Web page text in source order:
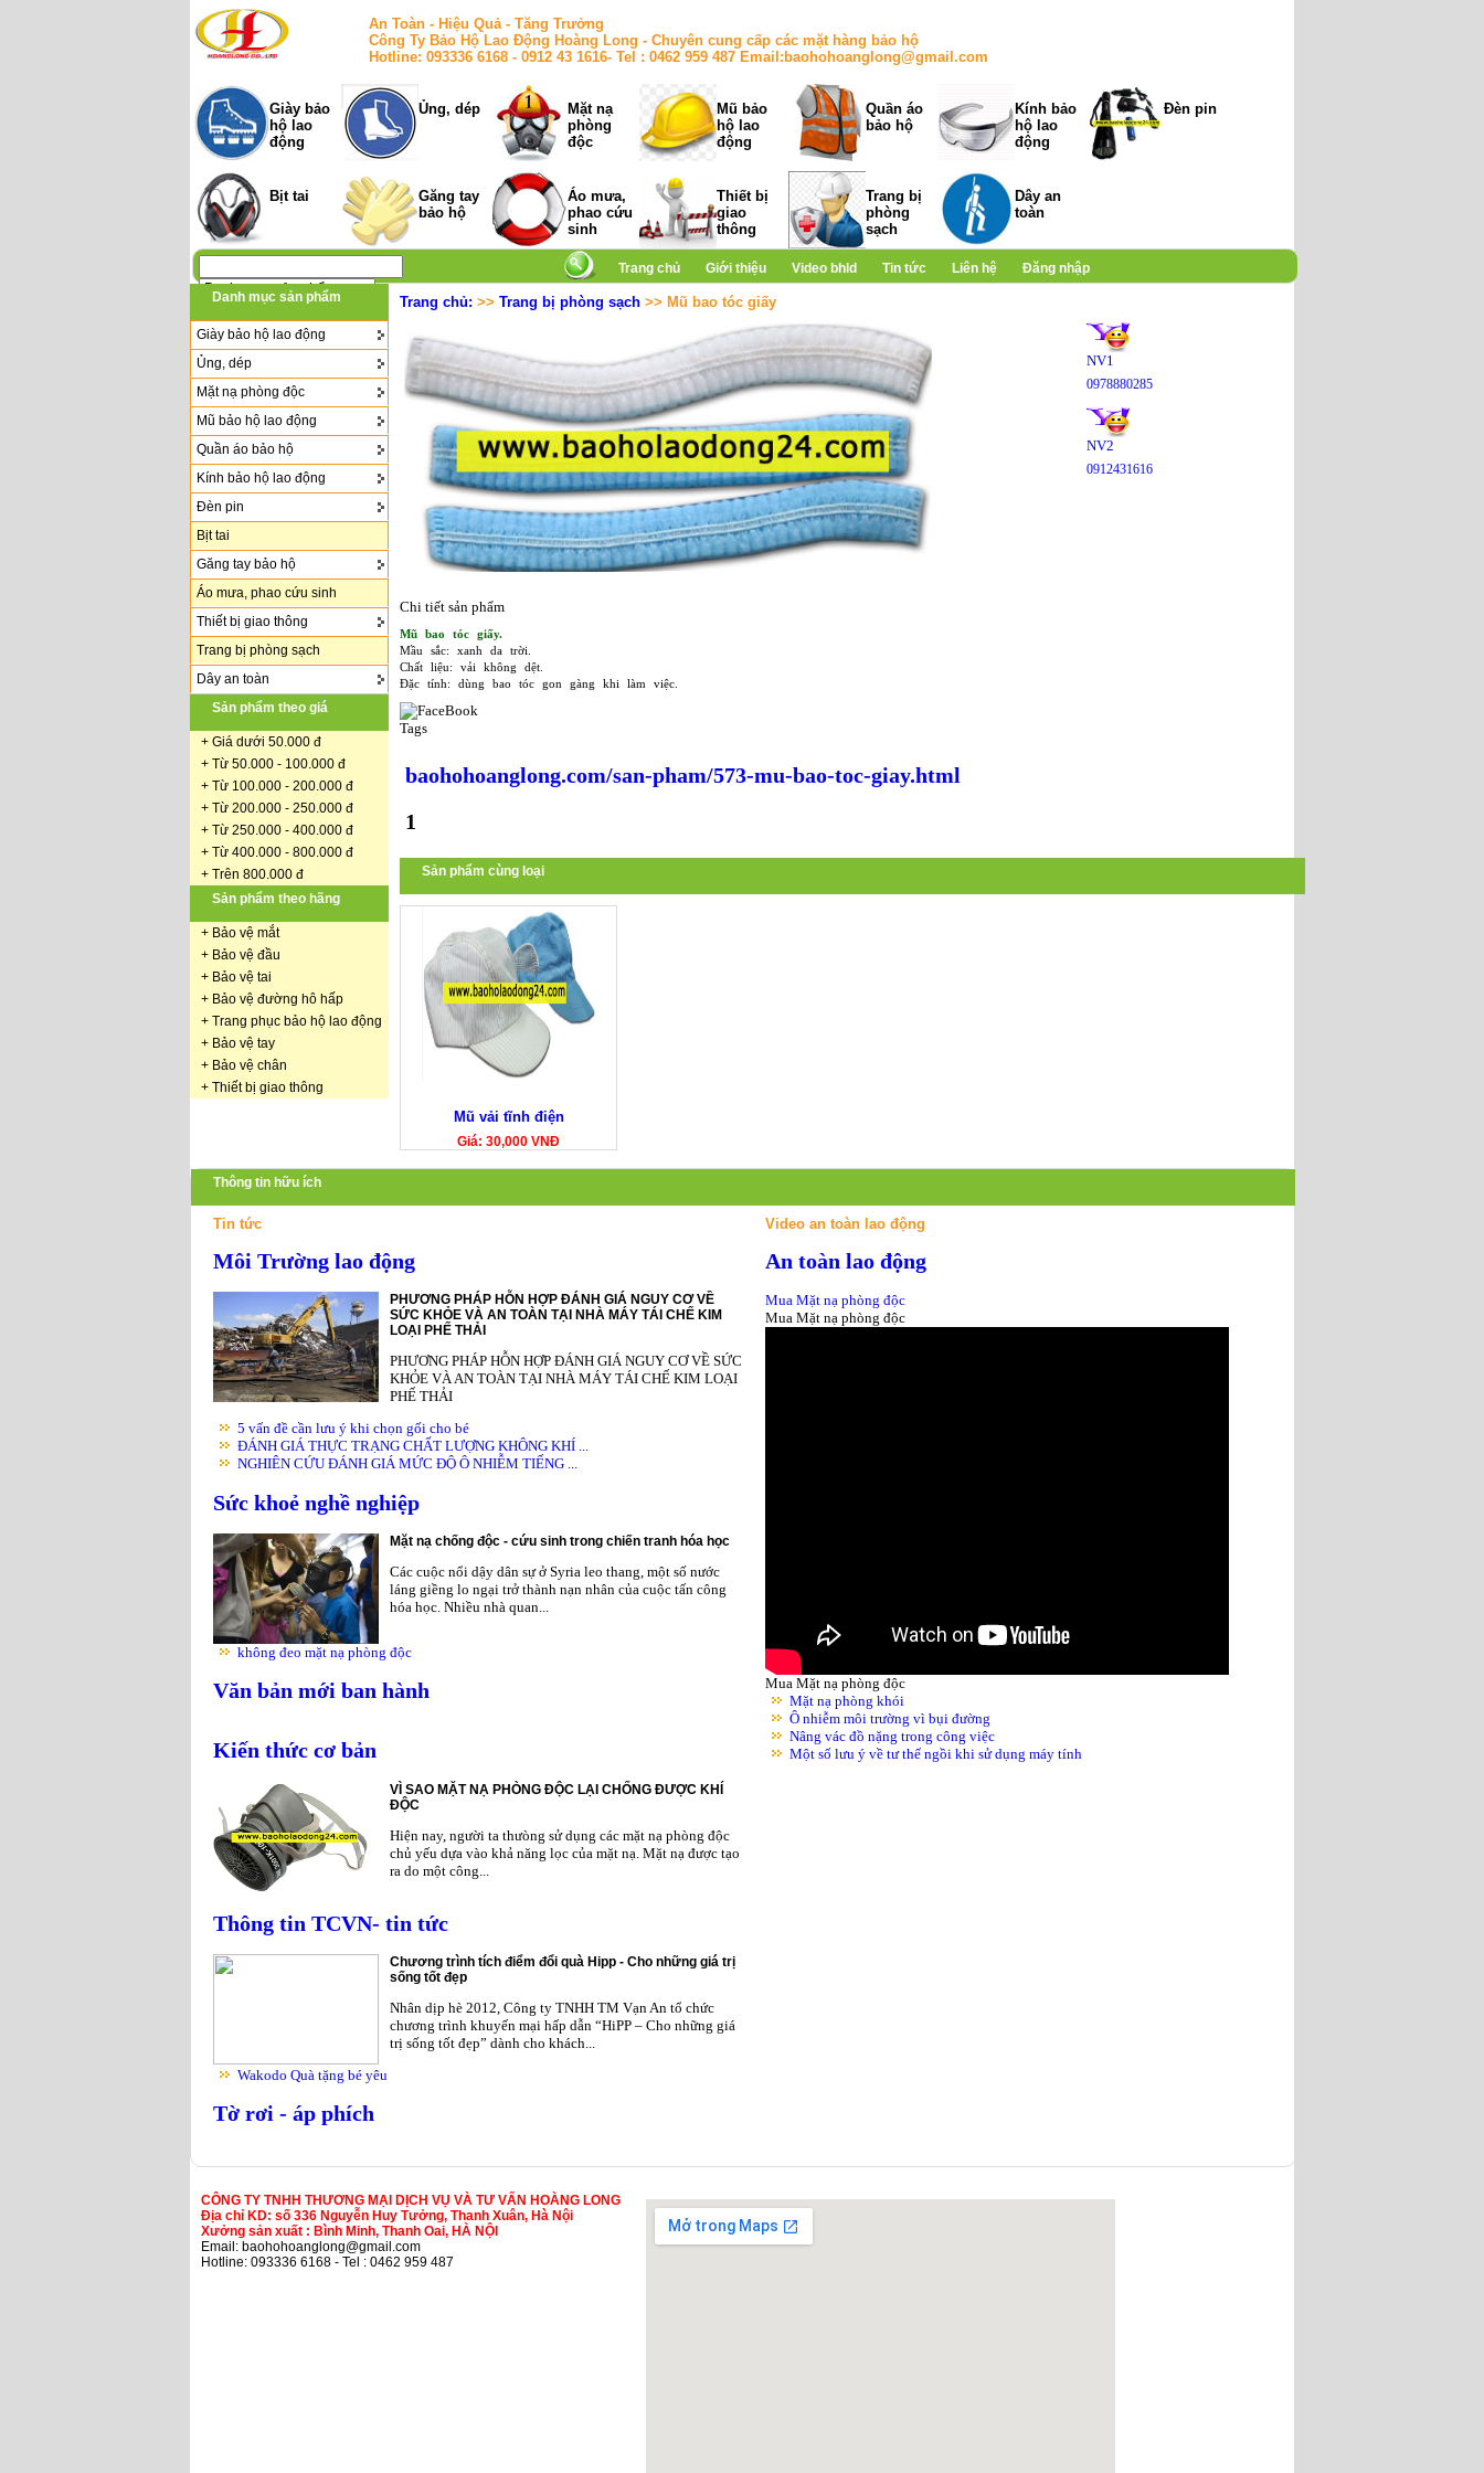
An Toàn - Hiệu Quả - Tăng Trưởng
Công Ty Bảo Hộ Lao Động Hoàng Long - Chuyên cung cấp các mặt hàng bảo hộ
Hotline: 093336 6168 - 0912 43 1616- Tel : 0462 959 487 Email:baohohoanglong@gmail.com
Giày bảo
hộ lao
động
Ủng, dép
Mặt nạ
phòng
độc
Mũ bảo
hộ lao
động
Quần áo
bảo hộ
Kính bảo
hộ lao
động
Đèn pin
Bịt tai
Găng tay
bảo hộ
Áo mưa,
phao cứu
sinh
Thiết bị
giao
thông
Trang bị
phòng
sạch
Dây an
toàn
Trang chủ Giới thiệu Video bhld Tin tức Liên hệ
Đăng nhập
Danh mục sản phẩm
Giày bảo hộ lao động
Ủng, dép
Mặt nạ phòng độc
Mũ bảo hộ lao động
Quần áo bảo hộ
Kính bảo hộ lao động
Đèn pin
Bịt tai
Găng tay bảo hộ
Áo mưa, phao cứu sinh
Thiết bị giao thông
Trang bị phòng sạch
Dây an toàn
Sản phẩm theo giá
+ Giá dưới 50.000 đ
+ Từ 50.000 - 100.000 đ
+ Từ 100.000 - 200.000 đ
+ Từ 200.000 - 250.000 đ
+ Từ 250.000 - 400.000 đ
+ Từ 400.000 - 800.000 đ
+ Trên 800.000 đ
Sản phẩm theo hãng
+ Bảo vệ mắt
+ Bảo vệ đầu
+ Bảo vệ tai
+ Bảo vệ đường hô hấp
+ Trang phục bảo hộ lao động
+ Bảo vệ tay
+ Bảo vệ chân
+ Thiết bị giao thông
Trang chủ: >> Trang bị phòng sạch >> Mũ bao tóc giấy
NV1
0978880285
NV2
0912431616
Chi tiết sản phẩm
Mũ bao tóc giấy.
Mầu sắc: xanh da trời.
Chất liệu: vải không dệt.
Đặc tính: dùng bao tóc gon gàng khi làm việc.
Tags
baohohoanglong.com/san-pham/573-mu-bao-toc-giay.html
1
Sản phẩm cùng loại
Mũ vải tĩnh điện
Giá: 30,000 VNĐ
Thông tin hữu ích
Tin tức
Môi Trường lao động
PHƯƠNG PHÁP HỖN HỢP ĐÁNH GIÁ NGUY CƠ VỀ
SỨC KHỎE VÀ AN TOÀN TẠI NHÀ MÁY TÁI CHẾ KIM
LOẠI PHẾ THẢI
PHƯƠNG PHÁP HỖN HỢP ĐÁNH GIÁ NGUY CƠ VỀ SỨC
KHỎE VÀ AN TOÀN TẠI NHÀ MÁY TÁI CHẾ KIM LOẠI
PHẾ THẢI
5 vấn đề cần lưu ý khi chọn gối cho bé
ĐÁNH GIÁ THỰC TRẠNG CHẤT LƯỢNG KHÔNG KHÍ ...
NGHIÊN CỨU ĐÁNH GIÁ MỨC ĐỘ Ô NHIỄM TIẾNG ...
Sức khoẻ nghề nghiệp
Mặt nạ chống độc - cứu sinh trong chiến tranh hóa học
Các cuộc nổi dậy dân sự ở Syria leo thang, một số nước
láng giềng lo ngại trở thành nạn nhân của cuộc tấn công
hóa học. Nhiều nhà quan...
không đeo mặt nạ phòng độc
Văn bản mới ban hành
Kiến thức cơ bản
VÌ SAO MẶT NẠ PHÒNG ĐỘC LẠI CHỐNG ĐƯỢC KHÍ
ĐỘC
Hiện nay, người ta thưòng sử dụng các mặt nạ phòng độc
chủ yếu dựa vào khả năng lọc của mặt nạ. Mặt nạ được tạo
ra do một công...
Thông tin TCVN- tin tức
Chương trình tích điểm đổi quà Hipp - Cho những giá trị
sống tốt đẹp
Nhân dịp hè 2012, Công ty TNHH TM Vạn An tổ chức
chương trình khuyến mại hấp dẫn “HiPP – Cho những giá
trị sống tốt đẹp” dành cho khách...
Wakodo Quà tặng bé yêu
Tờ rơi - áp phích
Video an toàn lao động
An toàn lao động
Mua Mặt nạ phòng độc
Mua Mặt nạ phòng độc
Mua Mặt nạ phòng độc
Mặt nạ phòng khói
Ô nhiễm môi trường vì bụi đường
Nâng vác đồ nặng trong công việc
Một số lưu ý về tư thế ngồi khi sử dụng máy tính
CÔNG TY TNHH THƯƠNG MẠI DỊCH VỤ VÀ TƯ VẤN HOÀNG LONG
Địa chỉ KD: số 336 Nguyễn Huy Tưởng, Thanh Xuân, Hà Nội
Xưởng sản xuất : Bình Minh, Thanh Oai, HÀ NỘI
Email: baohohoanglong@gmail.com
Hotline: 093336 6168 - Tel : 0462 959 487